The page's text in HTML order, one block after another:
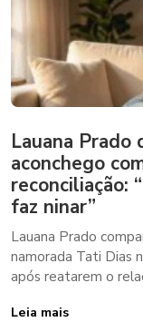
Lauana Prado
aconchego
reconciliação:
faz ninar”
Lauana Prado
namorada Tati Dias
após reatarem o
Leia mais